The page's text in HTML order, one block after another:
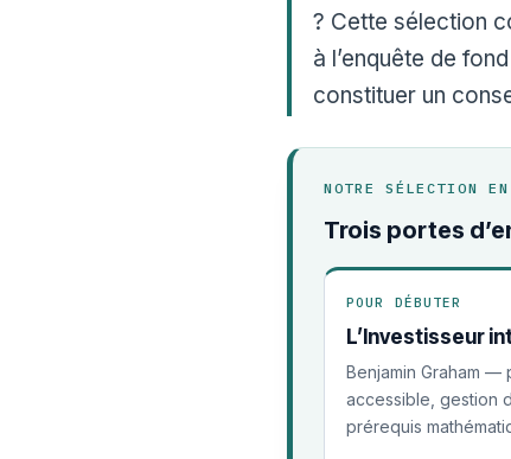
? Cette sélection
à l’enquête de
constituer un
NOTRE SÉLECTION
Trois portes
POUR DÉBUTER
L’Investisseur
Benjamin Graham —
accessible, gestion
prérequis